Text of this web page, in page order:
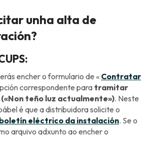
unha alta de
encher o formulario de « Contratar
correspondente para tramitar
teño luz actualmente»). Neste
é que a distribuidora solicite o
eléctrico da instalación. Se o
arquivo adxunto ao encher o